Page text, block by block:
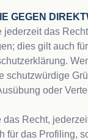
GEGEN
das
dies gilt auch
oder
Recht,
das Profiling,